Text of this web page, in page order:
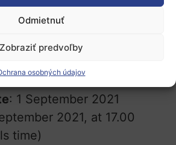
Odmietnuť
Zobraziť predvoľby
osobných údajov
in supporting and
uptake of renewable
for heating and cooling
number: 952874
: 1 September 2021
2021, at 17.00
time)